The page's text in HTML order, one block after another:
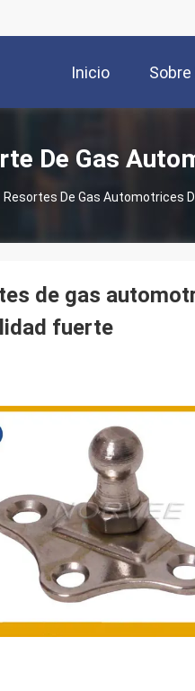
Inicio
De Gas
Resortes De Gas Automotrices
de gas
fuerte